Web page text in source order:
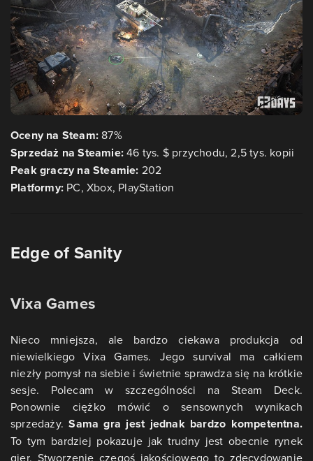
Oceny na Steam: 87%
Sprzedaż na Steamie:46 tys. $ przychodu, 2,5 tys. kopii
Peak graczy na Steamie: 202
Platformy: PC, Xbox, PlayStation
Edge of Sanity
Vixa Games
Nieco mniejsza, ale bardzo ciekawa produkcja od
niewielkiego Vixa Games. Jego survival ma całkiem
niezły pomysł na siebie i świetnie sprawdza się na krótkie
sesje. Polecam w szczególności na Steam Deck.
Ponownie ciężko mówić o sensownych wynikach
sprzedaży.Sama gra jest jednak bardzo kompetentna.
To tym bardziej pokazuje jak trudny jest obecnie rynek
gier. Stworzenie czegoś jakościowego to zdecydowanie